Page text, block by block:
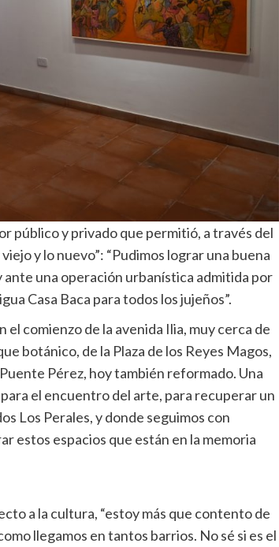
público y privado que permitió, a través del
y lo nuevo”: “Pudimos lograr una buena
una operación urbanística admitida por
Casa Baca para todos los jujeños”.
el comienzo de la avenida Ilia, muy cerca de
botánico, de la Plaza de los Reyes Magos,
Pérez, hoy también reformado. Una
el encuentro del arte, para recuperar un
Los Perales, y donde seguimos con
estos espacios que están en la memoria
a la cultura, “estoy más que contento de
llegamos en tantos barrios. No sé si es el